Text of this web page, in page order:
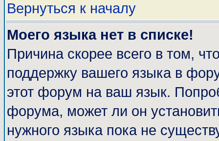
Вернуться к началу
Моего языка нет в списке!
Причина скорее всего в том,
поддержку вашего языка в
этот форум на ваш язык.
форума, может ли он
нужного языка пока не